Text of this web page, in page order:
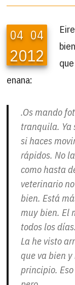
04 04
2012
enana:
.Os mando
tranquila. Ya
si haces
rápidos. No
como hasta
veterinario
bien. Está
muy bien. El
todos los días.
La he visto
que va bien
principio.